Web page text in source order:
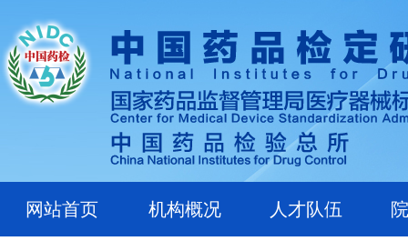
网站首页 机构概况 人才队伍